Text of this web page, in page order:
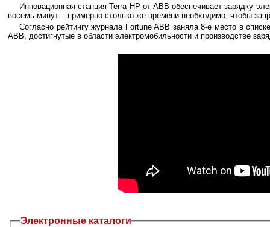
Инновационная станция Terra HP от АВВ обеспечивает зарядку
восемь минут – примерно столько же времени необходимо, чтобы
Согласно рейтингу журнала Fortune ABB заняла 8-е место в
ABB, достигнутые в области электромобильности и производстве
Электронные каталоги